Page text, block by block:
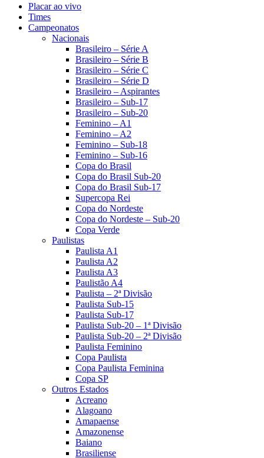
Placar ao vivo
Times
Campeonatos
Nacionais
Brasileiro – Série A
Brasileiro – Série B
Brasileiro – Série C
Brasileiro – Série D
Brasileiro – Aspirantes
Brasileiro – Sub-17
Brasileiro – Sub-20
Feminino – A1
Feminino – A2
Feminino – Sub-18
Feminino – Sub-16
Copa do Brasil
Copa do Brasil Sub-20
Copa do Brasil Sub-17
Supercopa Rei
Copa do Nordeste
Copa do Nordeste – Sub-20
Copa Verde
Paulistas
Paulista A1
Paulista A2
Paulista A3
Paulistão A4
Paulista – 2ª Divisão
Paulista Sub-15
Paulista Sub-17
Paulista Sub-20 – 1ª Divisão
Paulista Sub-20 – 2ª Divisão
Paulista Feminino
Copa Paulista
Copa Paulista Feminina
Copa SP
Outros Estados
Acreano
Alagoano
Amapaense
Amazonense
Baiano
Brasiliense